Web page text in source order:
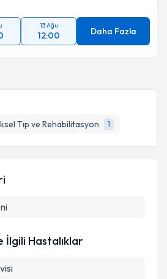
Tıp ve Rehabilitasyon 1
13 Ağu
12:00 Daha Fazla
İlgili Hastalıklar